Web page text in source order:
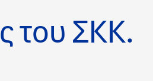
του ΣΚΚ.